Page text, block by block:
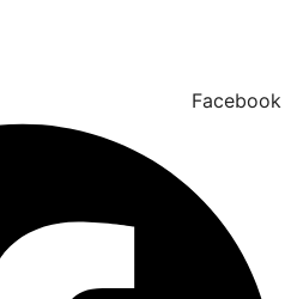
Facebook